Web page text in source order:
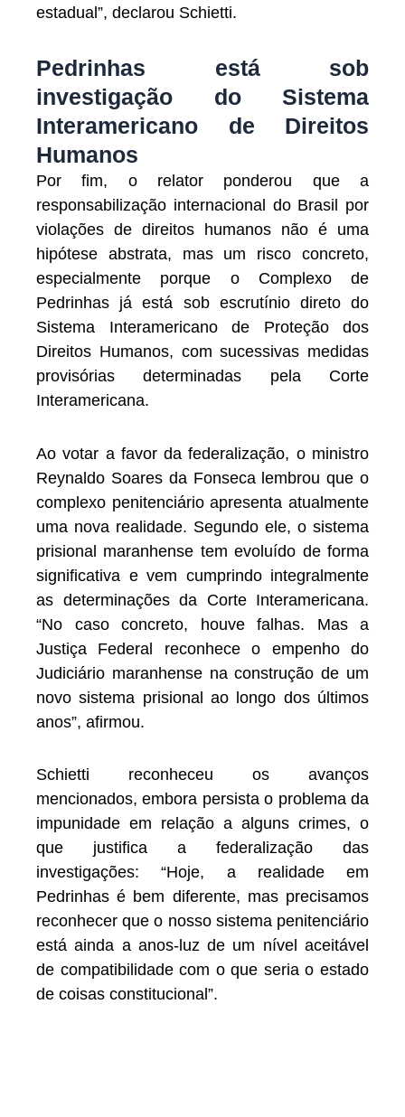
estadual”, declarou Schietti.
Pedrinhas está sob
investigação do Sistema
Interamericano de Direitos
Humanos
Por fim, o relator ponderou que a
responsabilização internacional do Brasil por
violações de direitos humanos não é uma
hipótese abstrata, mas um risco concreto,
especialmente porque o Complexo de
Pedrinhas já está sob escrutínio direto do
Sistema Interamericano de Proteção dos
Direitos Humanos, com sucessivas medidas
provisórias determinadas pela Corte
Interamericana.
Ao votar a favor da federalização, o ministro
Reynaldo Soares da Fonseca lembrou que o
complexo penitenciário apresenta atualmente
uma nova realidade. Segundo ele, o sistema
prisional maranhense tem evoluído de forma
significativa e vem cumprindo integralmente
as determinações da Corte Interamericana.
“No caso concreto, houve falhas. Mas a
Justiça Federal reconhece o empenho do
Judiciário maranhense na construção de um
novo sistema prisional ao longo dos últimos
anos”, afirmou.
Schietti reconheceu os avanços
mencionados, embora persista o problema da
impunidade em relação a alguns crimes, o
que justifica a federalização das
investigações: “Hoje, a realidade em
Pedrinhas é bem diferente, mas precisamos
reconhecer que o nosso sistema penitenciário
está ainda a anos-luz de um nível aceitável
de compatibilidade com o que seria o estado
de coisas constitucional”.